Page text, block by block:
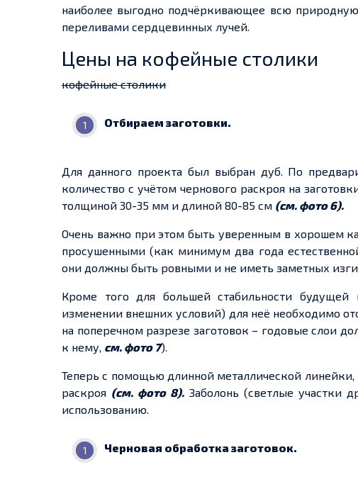
наиболее выгодно подчёркивающее всю
переливами сердцевинных лучей.
Цены на кофейные столики
кофейные столики
Отбираем заготовки.
Для данного проекта был выбран дуб. По
количество с учётом чернового раскроя на
толщиной 30-35 мм и длиной 80-85 см (см. фото 6).
Очень важно при этом быть уверенным в хорошем
просушенными (как минимум два года
они должны быть ровными и не иметь заметных
Кроме того для большей стабильности
изменении внешних условий) для неё необходимо
на поперечном разрезе заготовок – годовые слои
к нему, см. фото 7).
Теперь с помощью длинной металлической линейки,
раскроя (см. фото 8).Заболонь (светлые участки
использованию.
Черновая обработка заготовок.